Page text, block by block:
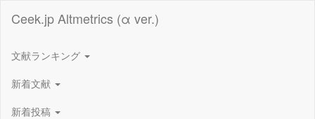
Ceek.jp Altmetrics (α ver.)
文献ランキング
新着文献
新着投稿